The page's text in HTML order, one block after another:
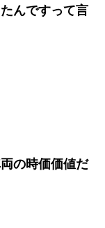
んですって言
の時価価値だ